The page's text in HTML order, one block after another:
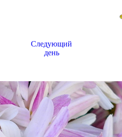
Следующий
день